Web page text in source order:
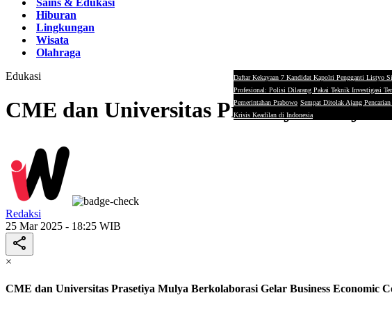
Sains & Edukasi
Hiburan
Lingkungan
Wisata
Olahraga
Daftar Kekayaan 7 Kandidat Kapolri Pengganti Listyo
Profesional: Polisi Dilarang Pakai Teknik Investigasi
Pemerintahan Prabowo Sempat Ditolak Ajang
Krisis Keadilan di Indonesia
Edukasi
CME dan Universitas Prasetiya Mulya
Redaksi
25 Mar 2025 - 18:25 WIB
×
CME dan Universitas Prasetiya Mulya Berkolaborasi Gelar Business Economic